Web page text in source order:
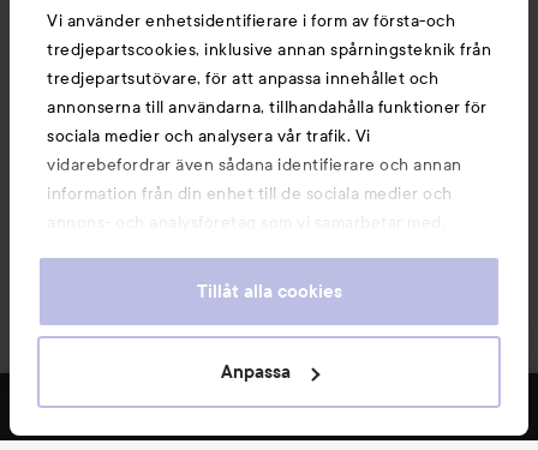
Vi använder enhetsidentifierare i form av första-och
tredjepartscookies, inklusive annan spårningsteknik från
tredjepartsutövare, för att anpassa innehållet och
annonserna till användarna, tillhandahålla funktioner för
sociala medier och analysera vår trafik. Vi
vidarebefordrar även sådana identifierare och annan
information från din enhet till de sociala medier och
annons- och analysföretag som vi samarbetar med.
information som du har tillhandahållit eller som de har
våra cookies vid fortsatt användande av vår webbplats.
För information om hur du kan ändra inställningarna för
Tillåt alla cookies
Anpassa
FILTRERA MEST SÅLDA
Du kanske också gillar